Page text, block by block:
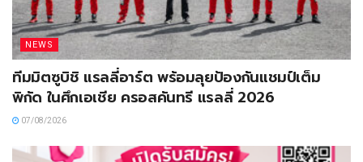
NEWS
ทีมมิตซูบิชิ แรลลี่อาร์ต พร้อมลุยป้องกันแชมป์เต็ม
พิกัด ในศึกเอเชีย ครอสคันทรี แรลลี่ 2026
07/08/2026